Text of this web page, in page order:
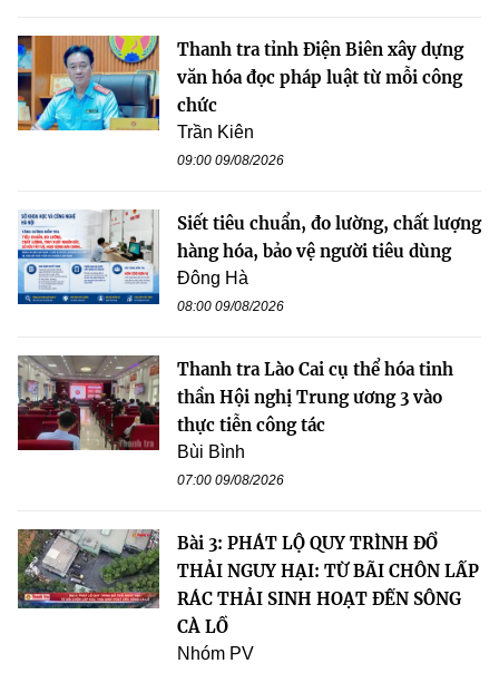
Thanh tra tỉnh Điện Biên xây dựng
văn hóa đọc pháp luật từ mỗi công
chức
Trần Kiên
09:00 09/08/2026
Siết tiêu chuẩn, đo lường, chất lượng
hàng hóa, bảo vệ người tiêu dùng
Đông Hà
08:00 09/08/2026
Thanh tra Lào Cai cụ thể hóa tinh
thần Hội nghị Trung ương 3 vào
thực tiễn công tác
Bùi Bình
07:00 09/08/2026
Bài 3: PHÁT LỘ QUY TRÌNH ĐỔ
THẢI NGUY HẠI: TỪ BÃI CHÔN LẤP
RÁC THẢI SINH HOẠT ĐẾN SÔNG
CÀ LỒ
Nhóm PV